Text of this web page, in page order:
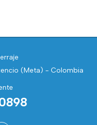
(Meta) - Colombia